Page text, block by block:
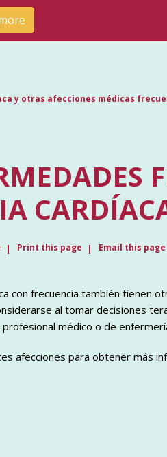
y otras afecciones médicas
Print this page Email this page
con frecuencia también tienen
al tomar decisiones
médico o de
afecciones para obtener más